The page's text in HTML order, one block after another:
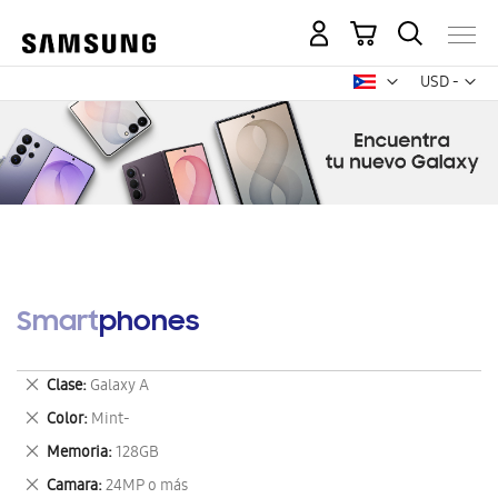
USD -
dólar
Mi carrito
Smartphones
Clase Galaxy A
Eliminar
este
artículo
Color Mint-
Eliminar
este
artículo
Memoria 128GB
Eliminar
este
Camara 24MP o más
Eliminar